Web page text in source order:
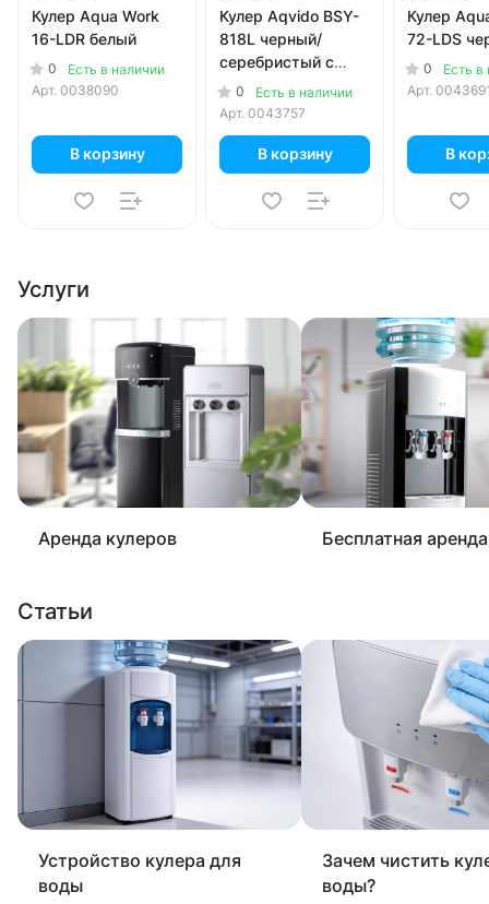
Кулер Aqua Work
16-LDR белый
0
Есть в наличии
Арт. 0038090
В корзину
Кулер Aqvido BSY-
818L черный/
серебристый с
электронным
охлаждением
0
Есть в наличии
Арт. 0043757
В корзину
Кулер
72-LDS
0
Есть в
Арт.
В
Услуги
Аренда кулеров Бесплатная
Статьи
Устройство кулера для
воды
Зачем чистить
воды?